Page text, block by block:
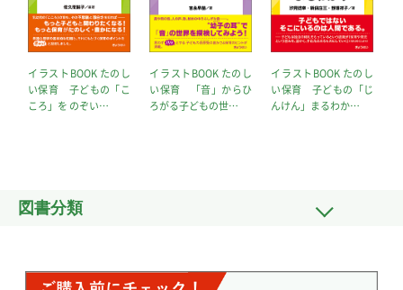
イラストBOOK たのし
い保育 子どもの「こ
ころ」を のぞい…
イラストBOOK たのし
い保育 「音」からひ
ろがる子どもの世…
イラストBOOK たのし
い保育 子どもの「じ
んけん」まるわか…
図書分類